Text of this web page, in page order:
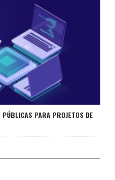
PARA PROJETOS DE